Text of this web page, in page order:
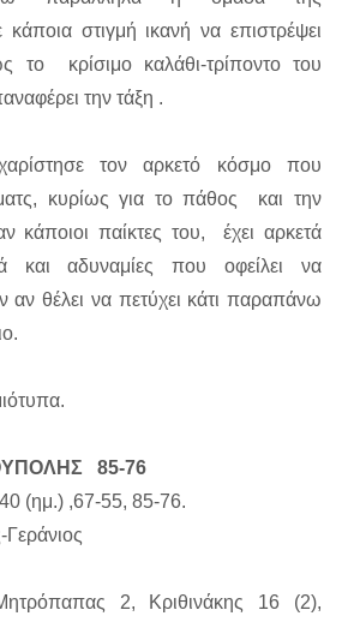
κάποια στιγμή ικανή να επιστρέψει
το κρίσιμο καλάθι-τρίποντο του
την τάξη .
τον αρκετό κόσμο που
κυρίως για το πάθος και την
κάποιοι παίκτες του, έχει αρκετά
και αδυναμίες που οφείλει να
αν θέλει να πετύχει κάτι παραπάνω
85-76
(ημ.) ,67-55, 85-76.
2, Κριθινάκης 16 (2),